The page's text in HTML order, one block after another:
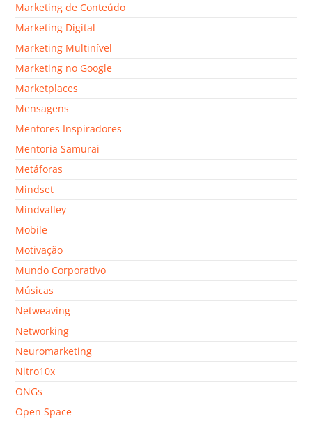
Marketing de Conteúdo
Marketing Digital
Marketing Multinível
Marketing no Google
Marketplaces
Mensagens
Mentores Inspiradores
Mentoria Samurai
Metáforas
Mindset
Mindvalley
Mobile
Motivação
Mundo Corporativo
Músicas
Netweaving
Networking
Neuromarketing
Nitro10x
ONGs
Open Space